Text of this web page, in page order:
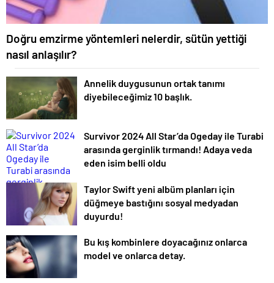
Doğru emzirme yöntemleri nelerdir, sütün yettiği
nasıl anlaşılır?
Annelik duygusunun ortak tanımı
diyebileceğimiz 10 başlık.
Survivor 2024 All Star’da Ogeday ile Turabi
arasında gerginlik tırmandı! Adaya veda
eden isim belli oldu
Taylor Swift yeni albüm planları için
düğmeye bastığını sosyal medyadan
duyurdu!
Bu kış kombinlere doyacağınız onlarca
model ve onlarca detay.